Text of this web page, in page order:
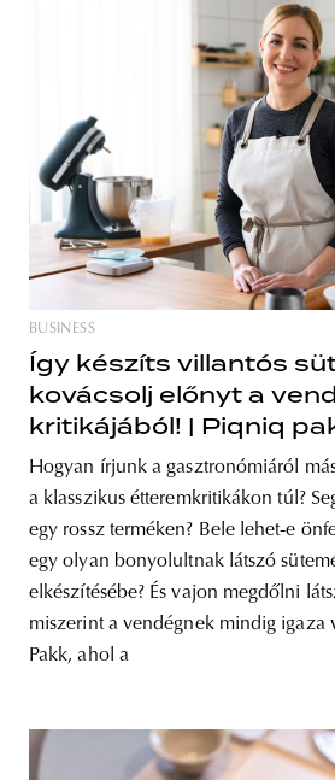
BUSINESS
Így készíts villantós
kovácsolj előnyt a
kritikájából! | Piqniq
Hogyan írjunk a gasztronómiáról
a klasszikus étteremkritikákon túl?
egy rossz terméken? Bele lehet-e
egy olyan bonyolultnak látszó
elkészítésébe? És vajon megdőlni
miszerint a vendégnek mindig igaza
Pakk, ahol a